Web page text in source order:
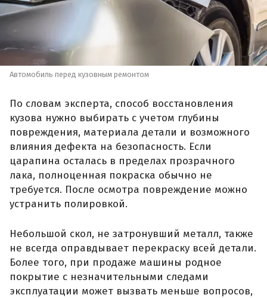
Автомобиль перед кузовным ремонтом
По словам эксперта, способ восстановления
кузова нужно выбирать с учетом глубины
повреждения, материала детали и возможного
влияния дефекта на безопасность. Если
царапина осталась в пределах прозрачного
лака, полноценная покраска обычно не
требуется. После осмотра повреждение можно
устранить полировкой.
Небольшой скол, не затронувший металл, также
не всегда оправдывает перекраску всей детали.
Более того, при продаже машины родное
покрытие с незначительными следами
эксплуатации может вызвать меньше вопросов,